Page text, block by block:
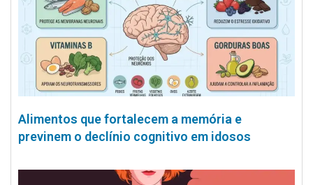
Alimentos que fortalecem a memória e
previnem o declínio cognitivo em idosos